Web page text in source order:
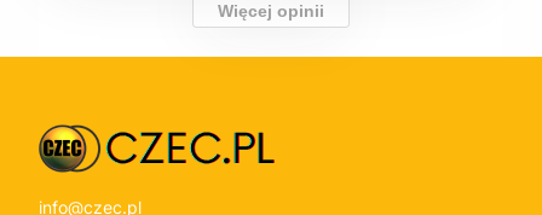
Więcej opinii
info@czec.pl